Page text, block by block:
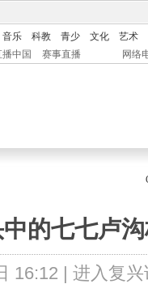
音乐 科教 青少 文化
艺术
播中国 赛事直播 网络
的七七卢
16:12 | 进入复兴